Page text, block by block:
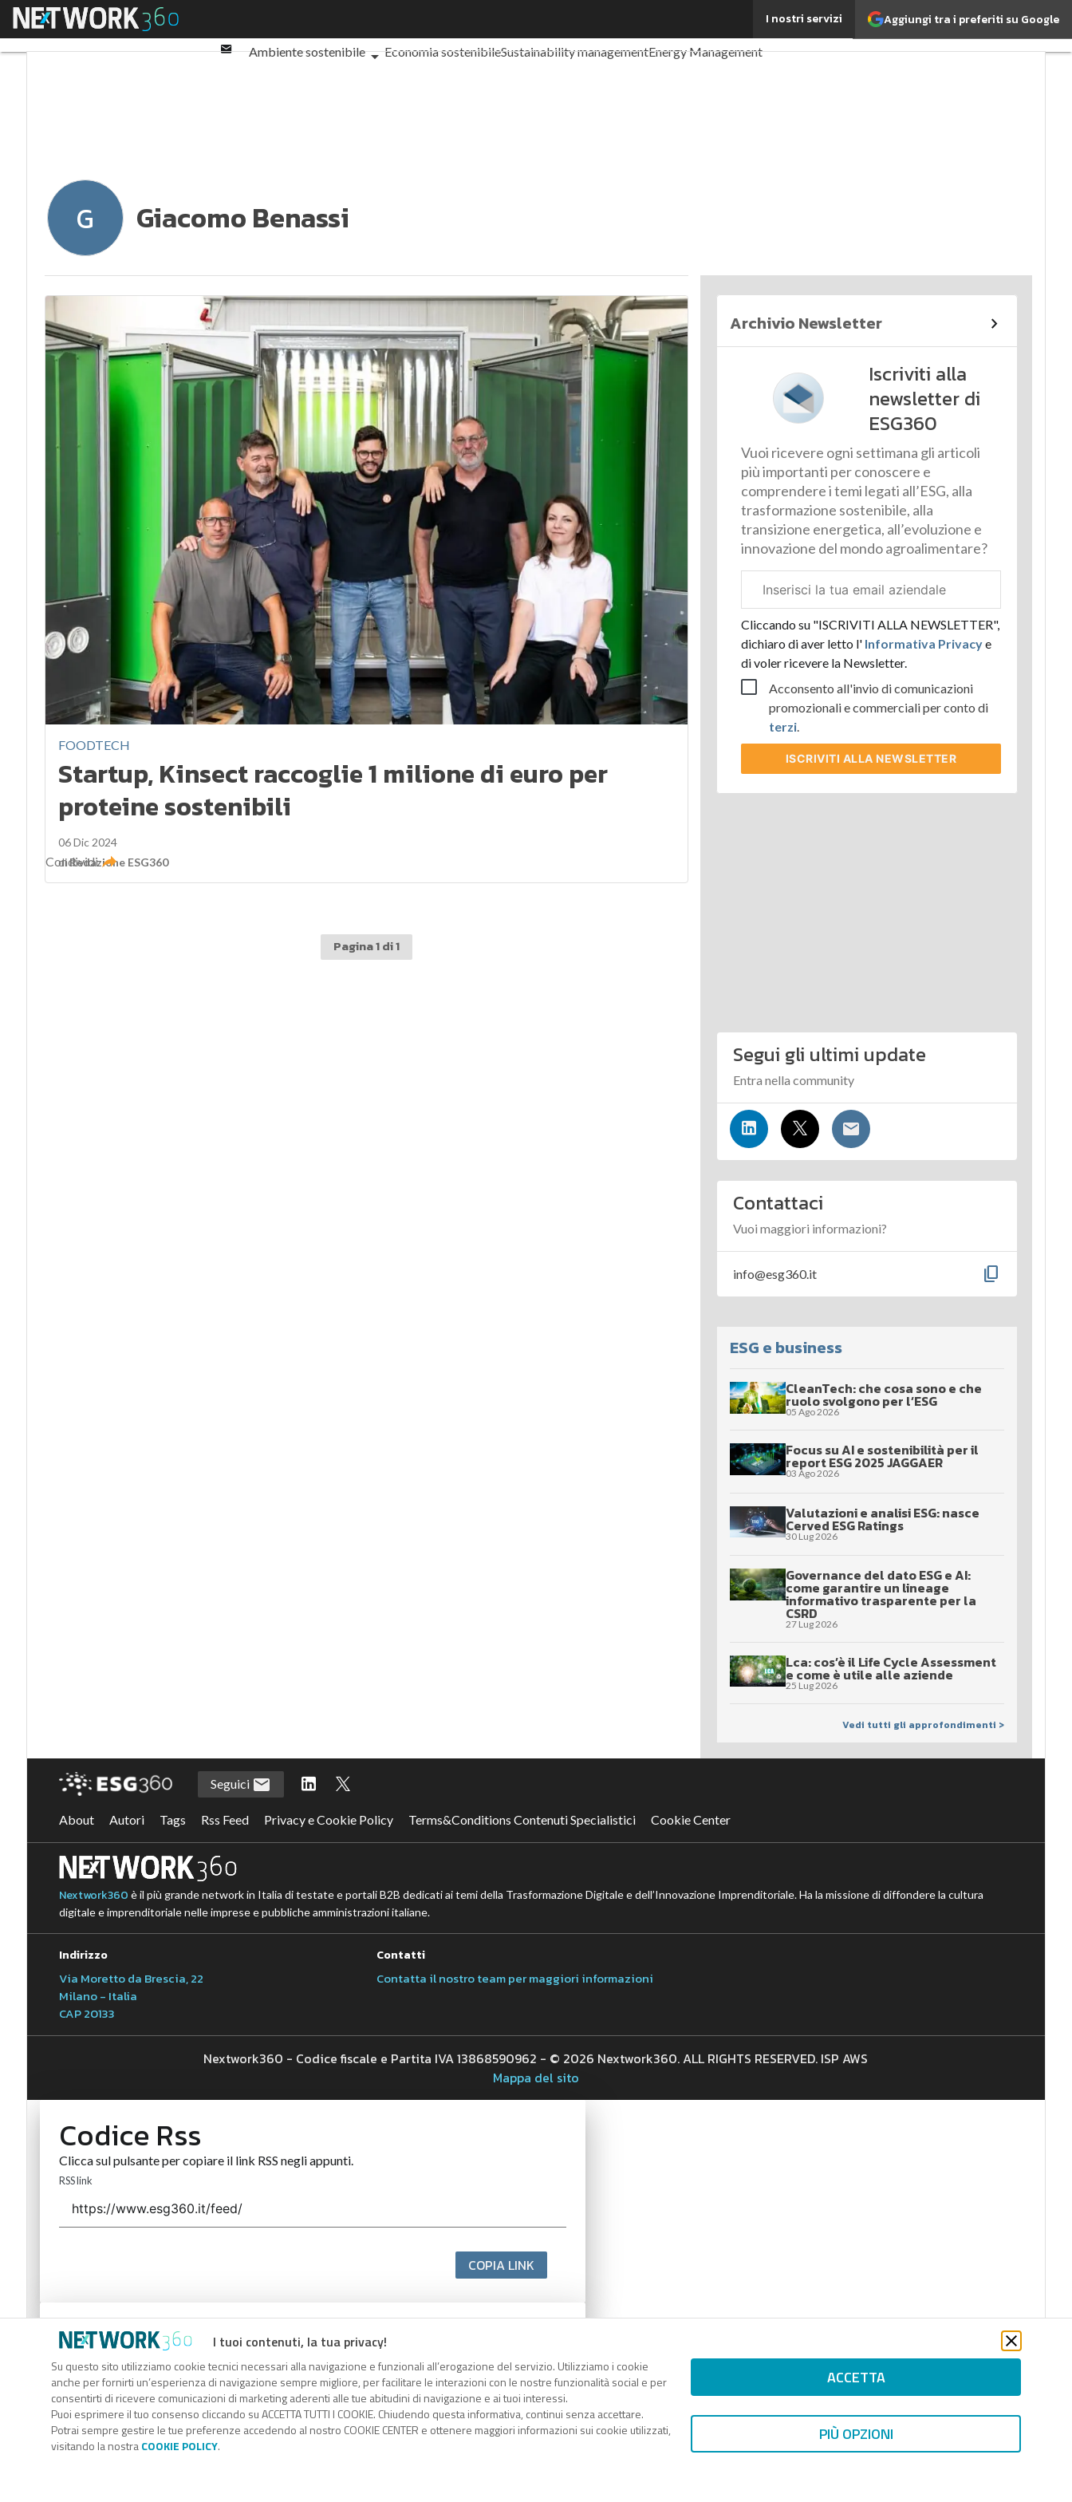
Aggiungi tra i preferiti su Google
I nostri servizi
Menu
Email
Sostenibilità: perché è importante?
Ambiente sostenibile
Economia sostenibileSustainability managementEnergy Management
G Giacomo Benassi
FOODTECH
Startup, Kinsect raccoglie 1 milione di euro per
proteine sostenibili
06 Dic 2024
diRedazione ESG360
Condividi
Pagina 1 di 1
Archivio Newsletter
Iscriviti alla
newsletter di
ESG360
Vuoi ricevere ogni settimana gli articoli
più importanti per conoscere e
comprendere i temi legati all’ESG, alla
trasformazione sostenibile, alla
transizione energetica, all’evoluzione e
innovazione del mondo agroalimentare?
aziendale
Cliccando su "ISCRIVITI ALLA NEWSLETTER",
dichiaro di aver letto l'Informativa Privacye
di voler ricevere la Newsletter.
Acconsento all'invio di comunicazioni
promozionali e commerciali per conto di
terzi.
ISCRIVITI ALLA NEWSLETTER
Segui gli ultimi update
Entra nella community
Contattaci
Vuoi maggiori informazioni?
info@esg360.it content_copy
ESG e business
CleanTech: che cosa sono e che
ruolo svolgono per l’ESG
05 Ago 2026
Focus su AI e sostenibilità per il
report ESG 2025 JAGGAER
03 Ago 2026
Valutazioni e analisi ESG: nasce
Cerved ESG Ratings
30 Lug 2026
Governance del dato ESG e AI:
come garantire un lineage
informativo trasparente per la
CSRD
27 Lug 2026
Lca: cos’è il Life Cycle Assessment
e come è utile alle aziende
25 Lug 2026
Vedi tutti gli approfondimenti >
I tuoi contenuti, la tua privacy!
Su questo sito utilizziamo cookie tecnici necessari alla navigazione e funzionali all’erogazione del servizio. Utilizziamo i cookie
anche per fornirti un’esperienza di navigazione sempre migliore, per facilitare le interazioni con le nostre funzionalità social e per
consentirti di ricevere comunicazioni di marketing aderenti alle tue abitudini di navigazione e ai tuoi interessi.
Puoi esprimere il tuo consenso cliccando su ACCETTA TUTTI I COOKIE. Chiudendo questa informativa, continui senza accettare.
Potrai sempre gestire le tue preferenze accedendo al nostro COOKIE CENTER e ottenere maggiori informazioni sui cookie utilizzati,
visitando la nostraCOOKIE POLICY.
ACCETTA
PIÙ OPZIONI
Seguici
About Autori Tags Rss Feed Privacy e Cookie Policy Terms&Conditions Contenuti Specialistici Cookie Center
Nextwork360 è il più grande network in Italia di testate e portali B2B dedicati ai temi della Trasformazione Digitale e dell’Innovazione Imprenditoriale. Ha la missione di diffondere la cultura
digitale e imprenditoriale nelle imprese e pubbliche amministrazioni italiane.
Indirizzo
Via Moretto da Brescia, 22
Milano - Italia
CAP 20133
Contatti
Contatta il nostro team per maggiori informazioni
Nextwork360 - Codice fiscale e Partita IVA 13868590962 - © 2026 Nextwork360. ALL RIGHTS RESERVED. ISP AWS
Mappa del sito
Codice Rss
Clicca sul pulsante per copiare il link RSS negli appunti.
RSS link
COPIA LINK
Codice Rss
Clicca sul pulsante per copiare il link RSS negli appunti.
RSS link